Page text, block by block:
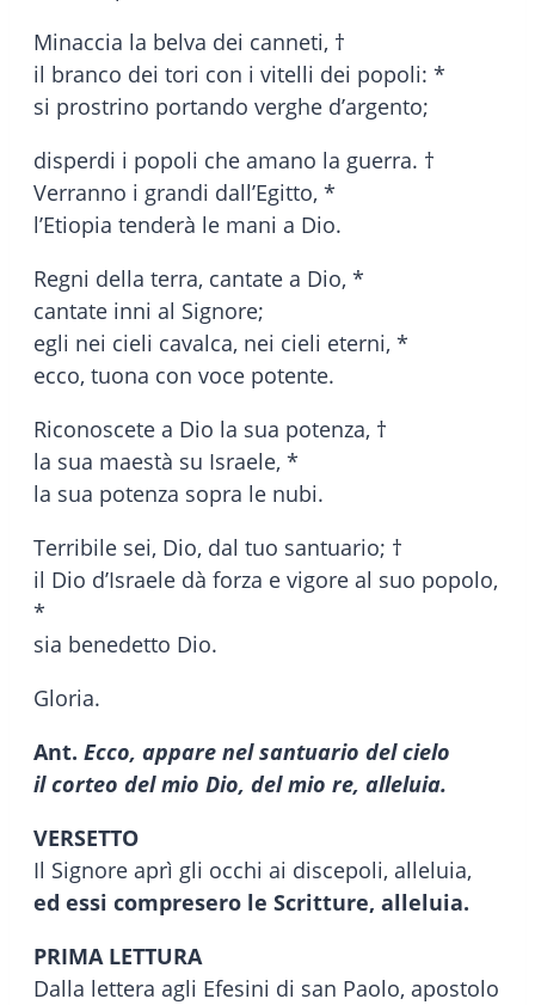
Minaccia la belva dei canneti, †
il branco dei tori con i vitelli dei popoli: *
si prostrino portando verghe d’argento;
disperdi i popoli che amano la guerra. †
Verranno i grandi dall’Egitto, *
l’Etiopia tenderà le mani a Dio.
Regni della terra, cantate a Dio, *
cantate inni al Signore;
egli nei cieli cavalca, nei cieli eterni, *
ecco, tuona con voce potente.
Riconoscete a Dio la sua potenza, †
la sua maestà su Israele, *
la sua potenza sopra le nubi.
Terribile sei, Dio, dal tuo santuario; †
il Dio d’Israele dà forza e vigore al suo popolo,
*
sia benedetto Dio.
Gloria.
Ant. Ecco, appare nel santuario del cielo
il corteo del mio Dio, del mio re, alleluia.
VERSETTO
Il Signore aprì gli occhi ai discepoli, alleluia,
ed essi compresero le Scritture, alleluia.
PRIMA LETTURA
Dalla lettera agli Efesini di san Paolo, apostolo